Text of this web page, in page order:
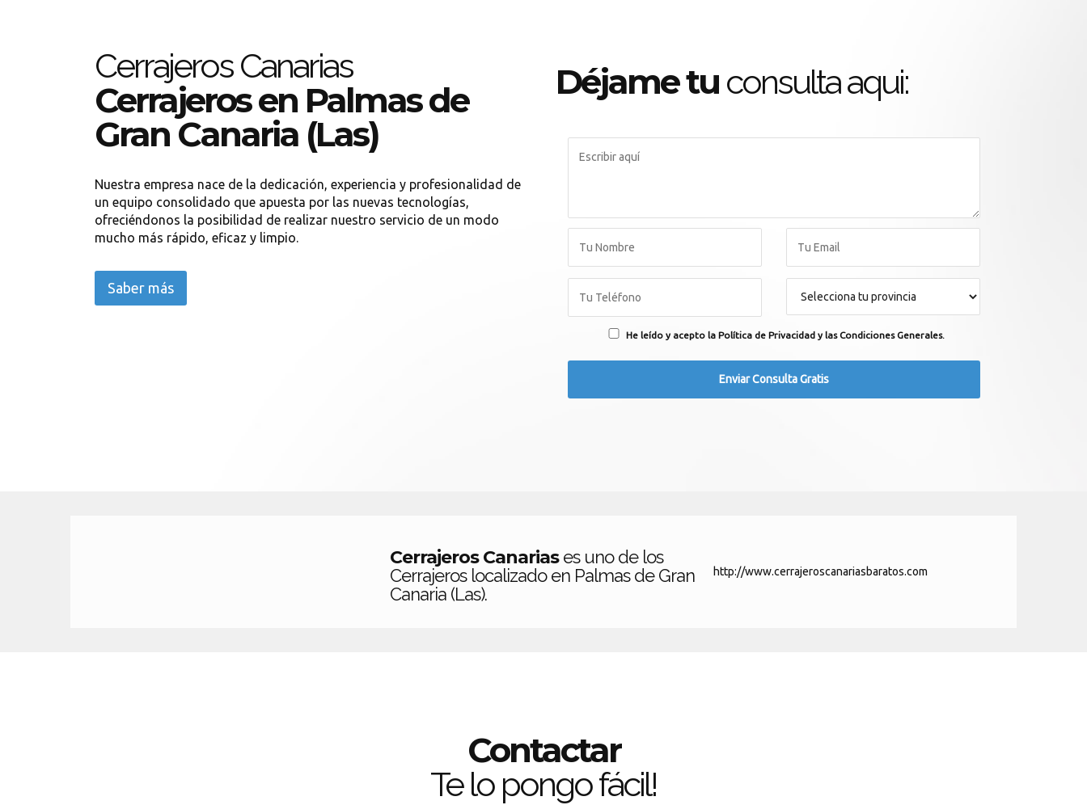
Cerrajeros Canarias
Cerrajeros en Palmas de
Gran Canaria (Las)
Nuestra empresa nace de la dedicación, experiencia y profesionalidad de
un equipo consolidado que apuesta por las nuevas tecnologías,
ofreciéndonos la posibilidad de realizar nuestro servicio de un modo
mucho más rápido, eficaz y limpio.
Saber más
Déjame tu consulta aqui:
He leído y acepto la Política de Privacidad y las Condiciones Generales.
Cerrajeros Canariases uno de los
Cerrajeros localizado en Palmas de Gran
Canaria (Las).
http://www.cerrajeroscanariasbaratos.com
Contactar
Te lo pongo fácil!